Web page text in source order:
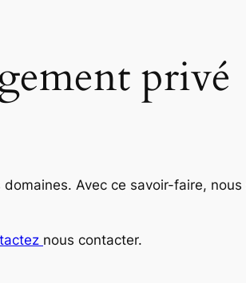
privé
Avec ce savoir-faire,
nous contacter.